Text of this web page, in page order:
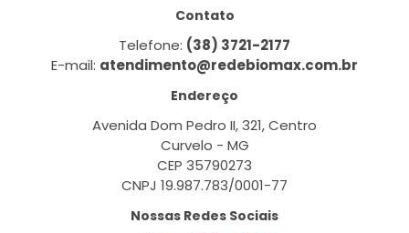
Contato
Telefone: (38) 3721-2177
E-mail: atendimento@redebiomax.com.br
Endereço
Avenida Dom Pedro II, 321, Centro
Curvelo - MG
CEP 35790273
CNPJ 19.987.783/0001-77
Nossas Redes Sociais